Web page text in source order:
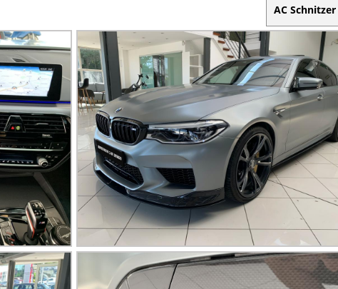
AC Schnitzer